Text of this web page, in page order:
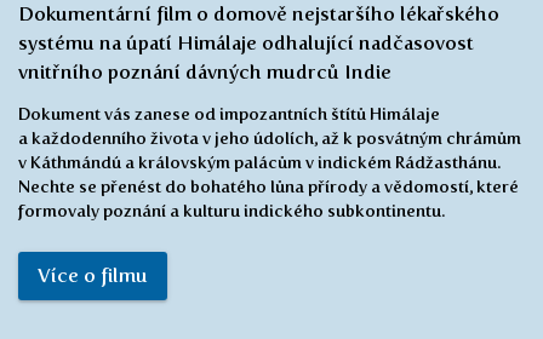
Dokumentární film o domově nejstaršího lékařského
systému na úpatí Himálaje odhalující nadčasovost
vnitřního poznání dávných mudrců Indie
Dokument vás zanese od impozantních štítů Himálaje
a každodenního života v jeho údolích, až k posvátným chrámům
v Káthmándú a královským palácům v indickém Rádžasthánu.
Nechte se přenést do bohatého lůna přírody a vědomostí, které
formovaly poznání a kulturu indického subkontinentu.
Více o filmu